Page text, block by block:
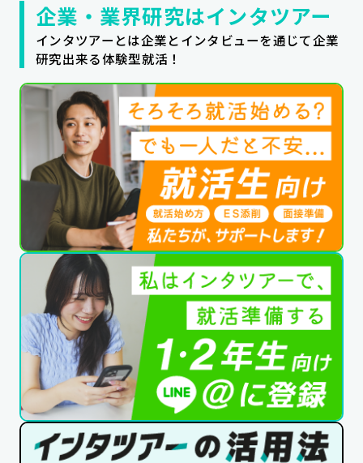
公式SNSはこちら
企業・業界研究はインタツアー
インタツアーとは企業とインタビューを通じて企業
研究出来る体験型就活！